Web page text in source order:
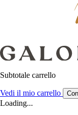
Subtotale carrello
Vedi il mio carrello
Loading...